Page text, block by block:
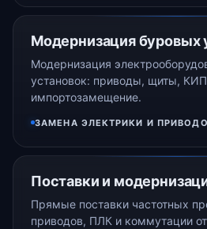
Модернизация буровых
Модернизация
установок: приводы, щиты,
импортозамещение.
ЗАМЕНА ЭЛЕКТРИКИ И
Поставки и
Прямые поставки частотных
приводов, ПЛК и коммутации